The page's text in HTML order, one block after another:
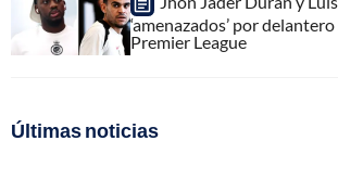
‘amenazados’ por
Premier League
Últimas noticias